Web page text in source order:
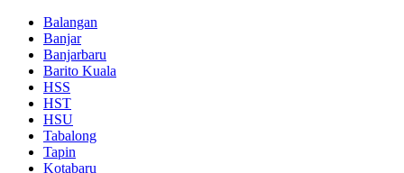
Balangan
Banjar
Banjarbaru
Barito Kuala
HSS
HST
HSU
Tabalong
Tapin
Kotabaru